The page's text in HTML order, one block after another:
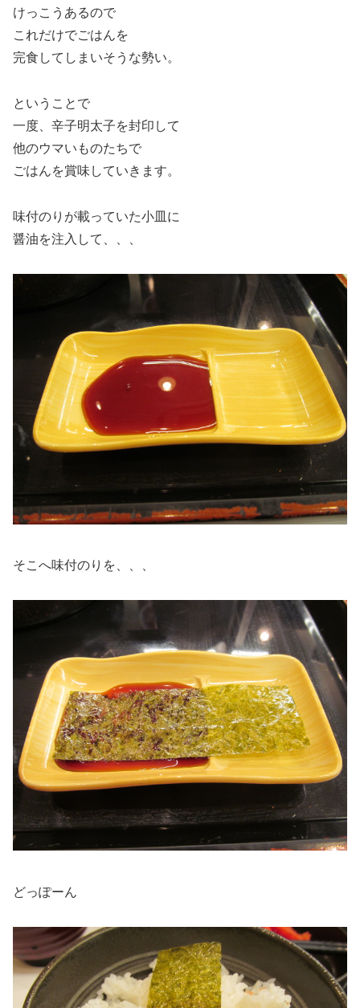
けっこうあるので
これだけでごはんを
完食してしまいそうな勢い。
ということで
一度、辛子明太子を封印して
他のウマいものたちで
ごはんを賞味していきます。
味付のりが載っていた小皿に
醤油を注入して、、、
そこへ味付のりを、、、
どっぽーん